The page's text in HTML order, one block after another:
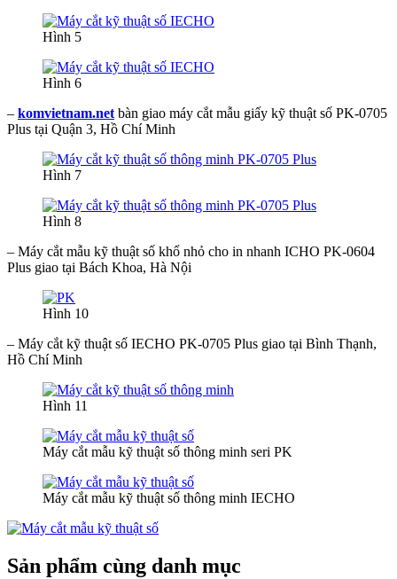
Hình 5
Hình 6
– komvietnam.net bàn giao máy cắt mẫu giấy kỹ thuật số PK-0705
Plus tại Quận 3, Hồ Chí Minh
Hình 7
Hình 8
– Máy cắt mẫu kỹ thuật số khổ nhỏ cho in nhanh ICHO PK-0604
Plus giao tại Bách Khoa, Hà Nội
Hình 10
– Máy cắt kỹ thuật số IECHO PK-0705 Plus giao tại Bình Thạnh,
Hồ Chí Minh
Hình 11
Máy cắt mẫu kỹ thuật số thông minh seri PK
Máy cắt mẫu kỹ thuật số thông minh IECHO
Sản phẩm cùng danh mục